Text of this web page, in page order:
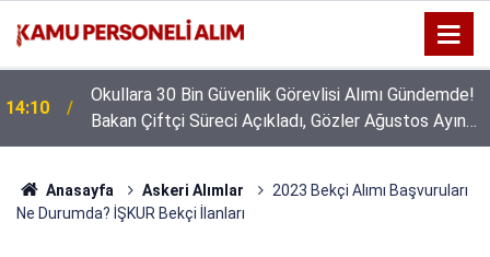
14:10
Okullara 30 Bin Güvenlik Görevlisi Alımı Gündemde!
Bakan Çiftçi Süreci Açıkladı, Gözler Ağustos Ayına
Çevrildi
Anasayfa Askeri Alımlar
2023 Bekçi Alımı Başvuruları
Ne Durumda? İŞKUR Bekçi İlanları